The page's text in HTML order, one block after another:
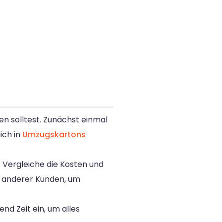
solltest. Zunächst einmal
in Umzugskartons
die Kosten und
Kunden, um
Zeit ein, um alles